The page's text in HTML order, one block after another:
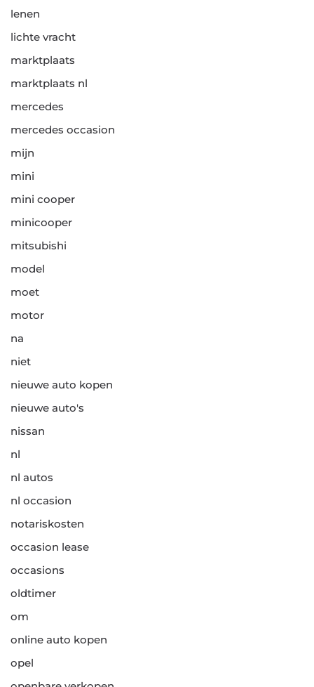
lenen
lichte vracht
marktplaats
marktplaats nl
mercedes
mercedes occasion
mijn
mini
mini cooper
minicooper
mitsubishi
model
moet
motor
na
niet
nieuwe auto kopen
nieuwe auto's
nissan
nl
nl autos
nl occasion
notariskosten
occasion lease
occasions
oldtimer
om
online auto kopen
opel